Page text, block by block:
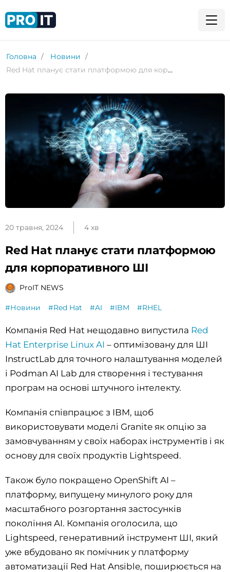
Головна
Новини
Red Hat планує стати платформою для корпоративного ШІ
20 травня, 2024 4 хв
Red Hat планує стати платформою
для корпоративного ШІ
ProIT NEWS
#Новини #Red Hat #AI #IBM #RHEL
Компанія Red Hat нещодавно випустила Red
Hat Enterprise Linux AI – оптимізовану для ШІ
InstructLab для точного налаштування моделей
і Podman AI Lab для створення і тестування
програм на основі штучного інтелекту.
Компанія співпрацює з IBM, щоб
використовувати моделі Granite як опцію за
замовчуванням у своїх наборах інструментів і як
основу для своїх продуктів Lightspeed.
Також було покращено OpenShift AI –
платформу, випущену минулого року для
масштабного розгортання застосунків
покоління AI. Компанія оголосила, що
Lightspeed, генеративний інструмент ШІ, який
уже вбудовано як помічник у платформу
автоматизації Red Hat Ansible, поширюється на